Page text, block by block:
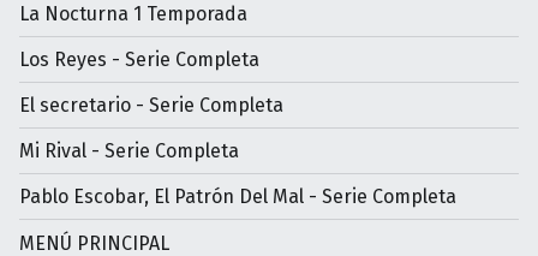
La Nocturna 1 Temporada
Los Reyes - Serie Completa
El secretario - Serie Completa
Mi Rival - Serie Completa
Pablo Escobar, El Patrón Del Mal - Serie Completa
MENÚ PRINCIPAL